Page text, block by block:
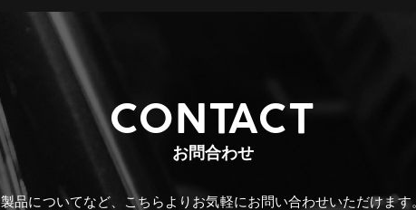
CONTACT
お問合わせ
製品についてなど、こちらより お気軽にお問い合わせいただけます